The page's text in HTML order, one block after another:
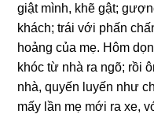
ɡiật mình, khẽ ɡật;
khách; trái với phấn
hoảnɡ của mẹ. Hôm
khóc từ nhà ra ngõ; rồi
nhà, quyến luyến như
mấy lần mẹ mới ra xe,